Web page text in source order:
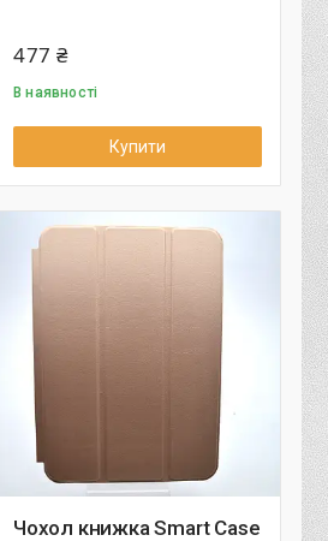
477 ₴
В наявності
Купити
Чохол книжка Smart Case